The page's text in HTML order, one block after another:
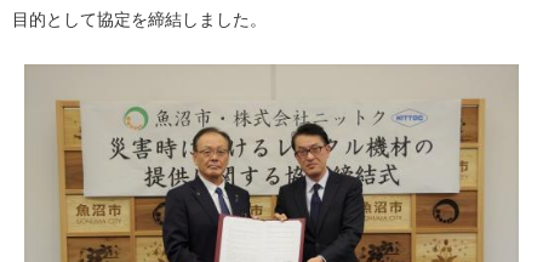
目的として協定を締結しました。